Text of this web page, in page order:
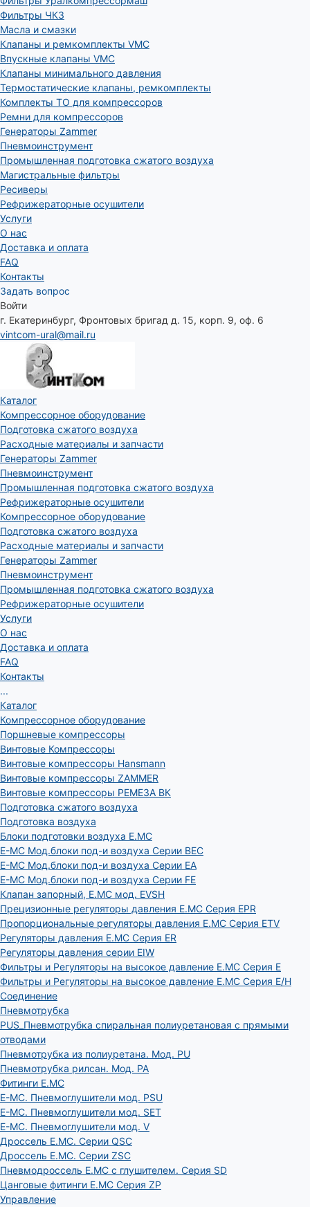
Фильтры ЧКЗ
Масла и смазки
Клапаны и ремкомплекты VMC
Впускные клапаны VMC
Клапаны минимального давления
Термостатические клапаны, ремкомплекты
Комплекты ТО для компрессоров
Ремни для компрессоров
Генераторы Zammer
Пневмоинструмент
Промышленная подготовка сжатого воздуха
Магистральные фильтры
Ресиверы
Рефрижераторные осушители
Услуги
О нас
Доставка и оплата
FAQ
Контакты
Задать вопрос
Войти
г. Екатеринбург, Фронтовых бригад д. 15, корп. 9, оф. 6
vintcom-ural@mail.ru
Каталог
Компрессорное оборудование
Подготовка сжатого воздуха
Расходные материалы и запчасти
Генераторы Zammer
Пневмоинструмент
Промышленная подготовка сжатого воздуха
Рефрижераторные осушители
Компрессорное оборудование
Подготовка сжатого воздуха
Расходные материалы и запчасти
Генераторы Zammer
Пневмоинструмент
Промышленная подготовка сжатого воздуха
Рефрижераторные осушители
Услуги
О нас
Доставка и оплата
FAQ
Контакты
...
Каталог
Компрессорное оборудование
Поршневые компрессоры
Винтовые Компрессоры
Винтовые компрессоры Hansmann
Винтовые компрессоры ZAMMER
Винтовые компрессоры РЕМЕЗА ВК
Подготовка сжатого воздуха
Подготовка воздуха
Блоки подготовки воздуха E.MC
E-MC Мод.блоки под-и воздуха Серии BEC
E-MC Мод.блоки под-и воздуха Серии EA
E-MC Мод.блоки под-и воздуха Серии FE
Клапан запорный, E.MC мод. EVSH
Прецизионные регуляторы давления E.MC Серия EPR
Пропорциональные регуляторы давления E.MC Серия ETV
Регуляторы давления E.MC Серия ER
Регуляторы давления серии EIW
Фильтры и Регуляторы на высокое давление E.MC Серия E
Фильтры и Регуляторы на высокое давление E.MC Серия E/H
Соединение
Пневмотрубка
PUS_Пневмотрубка спиральная полиуретановая с прямыми
отводами
Пневмотрубка из полиуретана. Мод. РU
Пневмотрубка рилсан. Мод. PA
Фитинги E.MC
E-MC. Пневмоглушители мод. PSU
E-MC. Пневмоглушители мод. SET
E-MC. Пневмоглушители мод. V
Дроссель E.MC. Серии QSC
Дроссель E.MC. Серии ZSC
Пневмодроссель E.MC с глушителем. Серия SD
Цанговые фитинги E.MC Серия ZP
Управление